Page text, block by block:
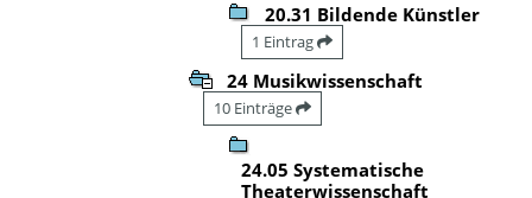
20.31 Bildende Künstler
1 Eintrag
24 Musikwissenschaft
10 Einträge
24.05 Systematische
Theaterwissenschaft